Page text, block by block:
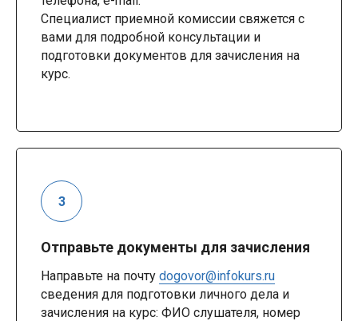
Специалист приемной комиссии свяжется с
вами для подробной консультации и
подготовки документов для зачисления на
курс.
Отправьте документы для зачисления
Направьте на почту dogovor@infokurs.ru
сведения для подготовки личного дела и
зачисления на курс: ФИО слушателя, номер